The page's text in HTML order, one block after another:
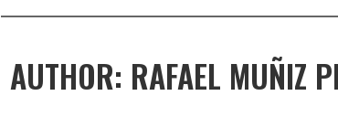
AUTHOR: RAFAEL MUÑIZ